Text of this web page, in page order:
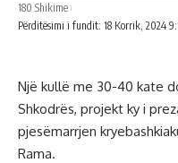
Përditësimi i fundit: 18 Korrik, 2024
180 Shikime
Një kullë me 30-40 kate
Shkodrës, projekt ky i
pjesëmarrjen
Rama.